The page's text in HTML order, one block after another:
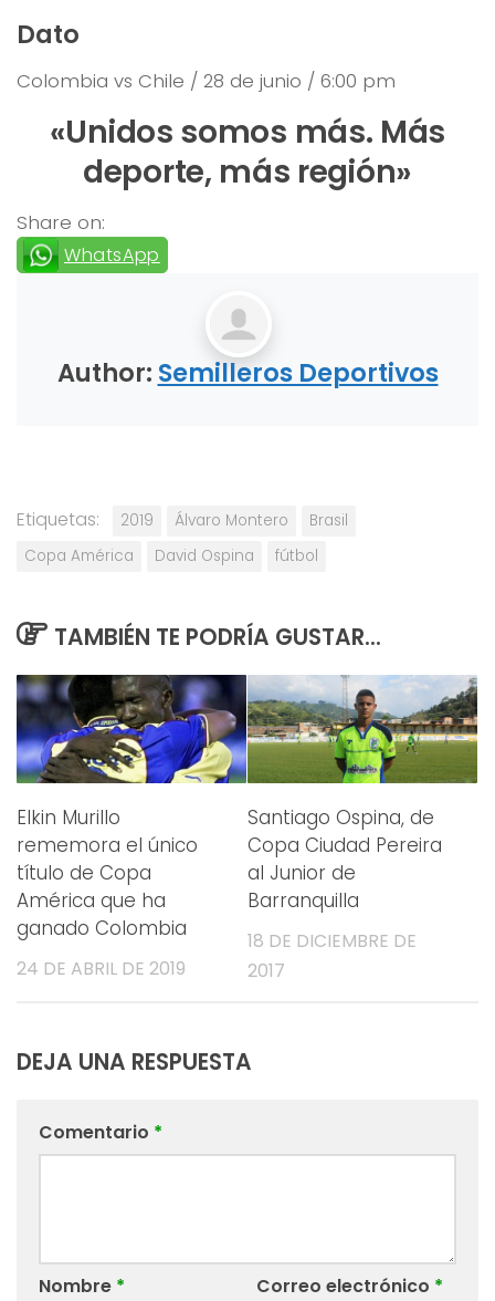
Dato
Colombia vs Chile / 28 de junio / 6:00 pm
«Unidos somos más. Más
deporte, más región»
Share on:
WhatsApp
Author: Semilleros Deportivos
Etiquetas: 2019 Álvaro Montero
Brasil
Copa América
David Ospina fútbol
TAMBIÉN TE PODRÍA GUSTAR...
Elkin Murillo
rememora el único
título de Copa
América que ha
ganado Colombia
24 DE ABRIL DE 2019
Santiago Ospina, de
Copa Ciudad Pereira
al Junior de
Barranquilla
18 DE DICIEMBRE DE
2017
DEJA UNA RESPUESTA
Comentario *
Nombre * Correo electrónico *